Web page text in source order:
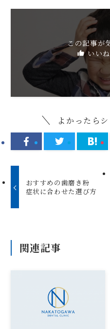
この記事が
いいね
よかったら
おすすめの歯磨き粉
症状に合わせた選び方
関連記事